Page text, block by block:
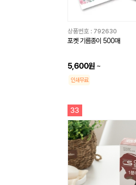
상품번호 : 792630
포켓 기름종이 500매
5,600원 ~
인쇄무료
33